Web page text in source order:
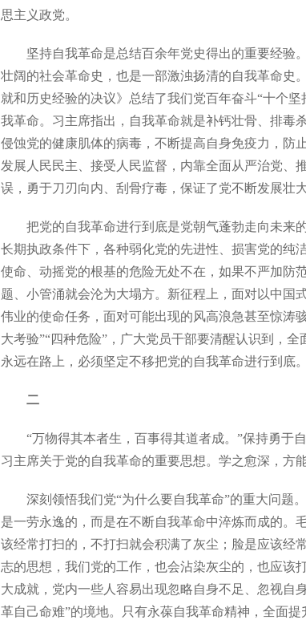
思主义政党。
坚持自我革命是总结百余年党史得出的重要经验
壮阔的社会革命史，也是一部激浊扬清的自我革命史
就和历史经验的决议》总结了我们党百年奋斗“十个
我革命。习主席指出，自我革命就是补钙壮骨、排毒
侵蚀党的健康肌体的病毒，不断提高自身免疫力，防
发展人民民主、接受人民监督，内靠全面从严治党、
误，勇于刀刃向内、刮骨疗毒，保证了党不断发展壮大
把党的自我革命进行到底是党朝气蓬勃走向未来
长期执政条件下，各种弱化党的先进性、损害党的纯
使命、动摇党的根基的危险无处不在，如果不严加防
题、小管涌就会沦为大塌方。新征程上，面对以中国
伟业的使命任务，面对可能出现的风高浪急甚至惊涛
大考验”“四种危险”，广大党员干部要清醒认识到，
永远在路上，必须坚定不移把党的自我革命进行到底。
二
“万物得其本者生，百事得其道者成。”保持勇于
习主席关于党的自我革命的重要思想。学之愈深，方
深刻领悟我们党“为什么要自我革命”的重大问题
是一劳永逸的，而是在不断自我革命中淬炼而成的。
该经常打扫的，不打扫就会积满了灰尘；脸是应该经
志的思想，我们党的工作，也会沾染灰尘的，也应该
大成就，党内一些人容易出现忽略自身不足、忽视自
革自己命难”的境地。只有永葆自我革命精神，全面提